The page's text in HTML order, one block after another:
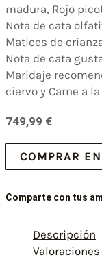
madura, Rojo
Nota de cata
Matices de
Nota de cata
Maridaje
ciervo y Carne a
749,99 €
COMPRAR
Comparte con tus
Descripción